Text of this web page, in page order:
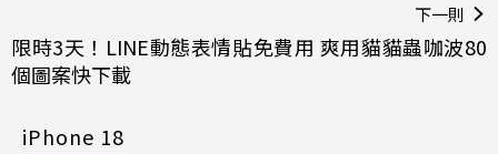
下一則
限時3天！LINE動態表情貼免費用 爽用貓貓蟲咖波80
個圖案快下載
iPhone 18